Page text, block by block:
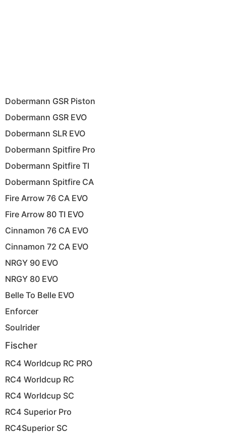
Dobermann GSR Piston
Dobermann GSR EVO
Dobermann SLR EVO
Dobermann Spitfire Pro
Dobermann Spitfire TI
Dobermann Spitfire CA
Fire Arrow 76 CA EVO
Fire Arrow 80 TI EVO
Cinnamon 76 CA EVO
Cinnamon 72 CA EVO
NRGY 90 EVO
NRGY 80 EVO
Belle To Belle EVO
Enforcer
Soulrider
Fischer
RC4 Worldcup RC PRO
RC4 Worldcup RC
RC4 Worldcup SC
RC4 Superior Pro
RC4Superior SC